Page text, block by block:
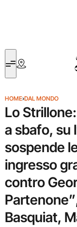
HOME›DAL MONDO
Lo
a sbafo, su
sospende
ingresso
contro
Basquiat,